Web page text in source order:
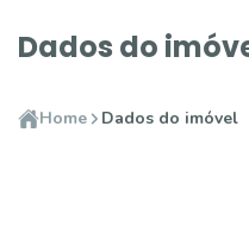
Dados do
Home Dados do imóvel